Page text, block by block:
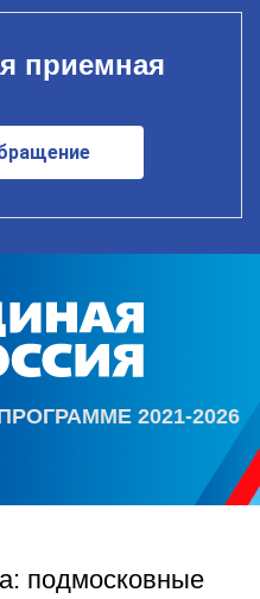
приемная
2021-2026
подмосковные